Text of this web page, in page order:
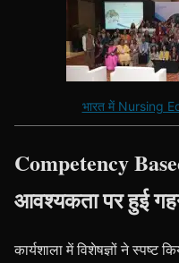
भारत में Nursing
Competency
आवश्यकता पर हुई
कार्यशाला में विशेषज्ञों ने स्पष्ट